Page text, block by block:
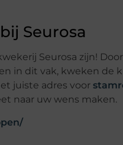
Seurosa
Seurosa zijn!
in dit vak, kweken de
juiste adres voor
naar uw wens maken.